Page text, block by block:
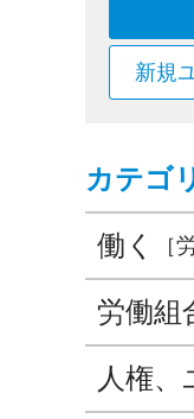
新規
カテゴ
働く ［
労働組
人権